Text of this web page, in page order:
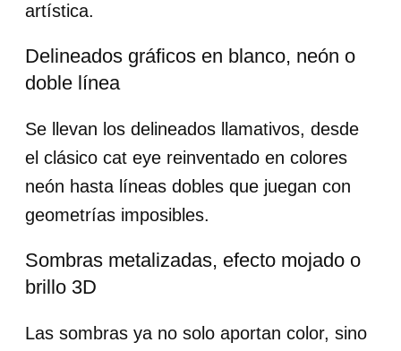
artística.
Delineados gráficos en blanco, neón o
doble línea
Se llevan los delineados llamativos, desde
el clásico cat eye reinventado en colores
neón hasta líneas dobles que juegan con
geometrías imposibles.
Sombras metalizadas, efecto mojado o
brillo 3D
Las sombras ya no solo aportan color, sino